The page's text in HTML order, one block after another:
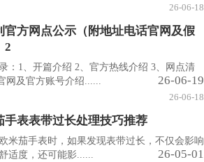
26-06-18
官方网点公示（附地址电话官网及假
2
：1、开篇介绍 2、官方热线介绍 3、网点清
网及官方账号介绍......
26-06-19
26-06-18
手表表带过长处理技巧推荐
米茄手表时，如果发现表带过长，不仅会影响
适度，还可能影......
26-05-01